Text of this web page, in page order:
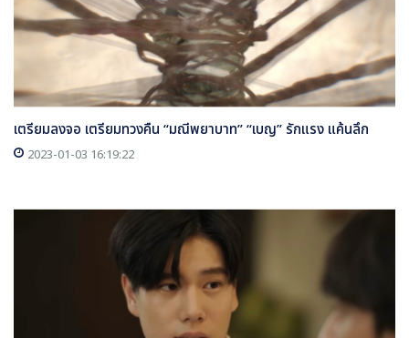
เตรียมลงจอ เตรียมทวงคืน “มณีพยาบาท” “เบญ” รักแรง แค้นลึก
2023-01-03 16:19:22